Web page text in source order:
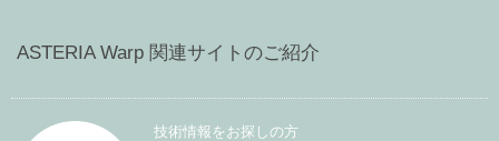
ASTERIA Warp 関連サイトのご紹介
技術情報をお探しの方